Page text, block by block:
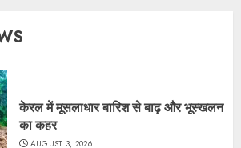
केरल में मूसलाधार बारिश से बाढ़ और भूस्खलन
का कहर
AUGUST 3, 2026